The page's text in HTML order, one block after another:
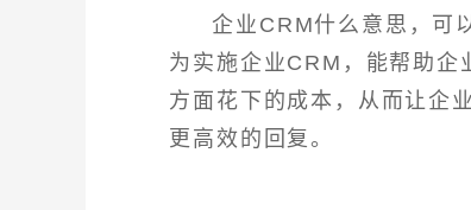
企业CRM什么意思，可
为实施企业CRM，能帮助企
方面花下的成本，从而让企
更高效的回复。